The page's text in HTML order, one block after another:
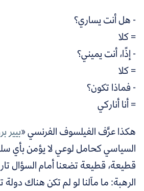
- هل أنت يساري؟
= كلا
- إذًا، أنت يميني؟
= كلا
- فماذا تكون؟
= أنا أناركي
هكذا عرَّف الفيلسوف الفرنسي «بيير
السياسي كحامل لوعي لا يؤمن بأي
قطيعة، قطيعة تضعنا أمام السؤال
الرهبة: ما مآلنا لو لم تكن هناك دولة